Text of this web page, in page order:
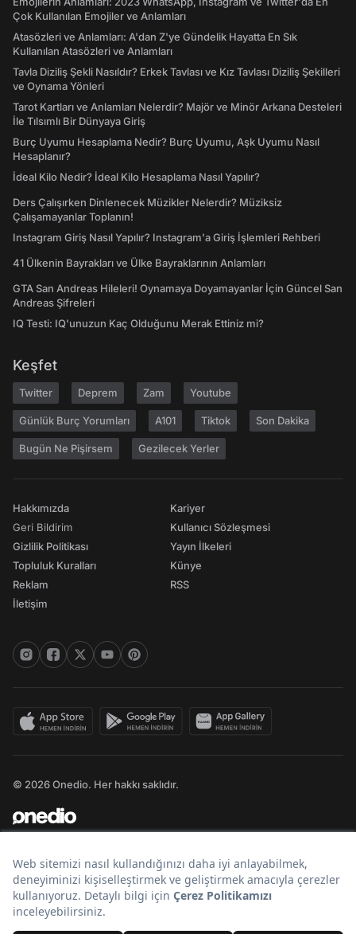
Çok Kullanılan Emojiler ve Anlamları
Atasözleri ve Anlamları: A'dan Z'ye Gündelik Hayatta En Sık
Kullanılan Atasözleri ve Anlamları
Tavla Diziliş Şekli Nasıldır? Erkek Tavlası ve Kız Tavlası Diziliş Şekilleri
ve Oynama Yönleri
Tarot Kartları ve Anlamları Nelerdir? Majör ve Minör Arkana Desteleri
İle Tılsımlı Bir Dünyaya Giriş
Burç Uyumu Hesaplama Nedir? Burç Uyumu, Aşk Uyumu Nasıl
Hesaplanır?
İdeal Kilo Nedir? İdeal Kilo Hesaplama Nasıl Yapılır?
Ders Çalışırken Dinlenecek Müzikler Nelerdir? Müziksiz
Çalışamayanlar Toplanın!
Instagram Giriş Nasıl Yapılır? Instagram'a Giriş İşlemleri Rehberi
41 Ülkenin Bayrakları ve Ülke Bayraklarının Anlamları
GTA San Andreas Hileleri! Oynamaya Doyamayanlar İçin Güncel San
Andreas Şifreleri
IQ Testi: IQ'unuzun Kaç Olduğunu Merak Ettiniz mi?
Keşfet
Twitter Deprem Zam Youtube
Günlük Burç Yorumları A101 Tiktok Son Dakika
Bugün Ne Pişirsem Gezilecek Yerler
Hakkımızda
Geri Bildirim
Gizlilik Politikası
Topluluk Kuralları
Reklam
İletişim
Kariyer
Kullanıcı Sözleşmesi
Yayın İlkeleri
Künye
RSS
© 2026 Onedio. Her hakkı saklıdır.
Bir markasıdır.